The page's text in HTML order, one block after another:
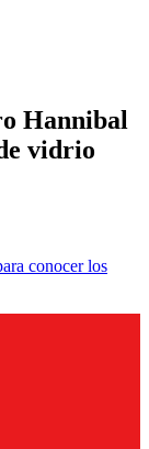
Hannibal
vidrio
conocer los